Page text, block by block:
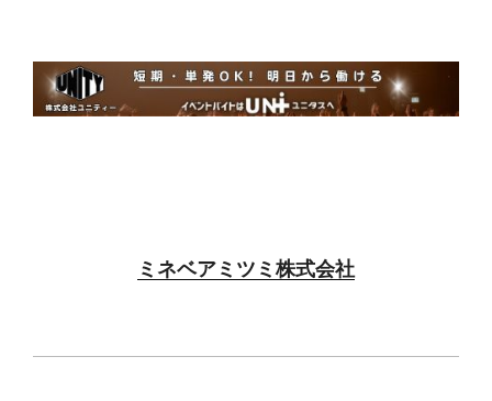
ミネベアミツミ株式会社